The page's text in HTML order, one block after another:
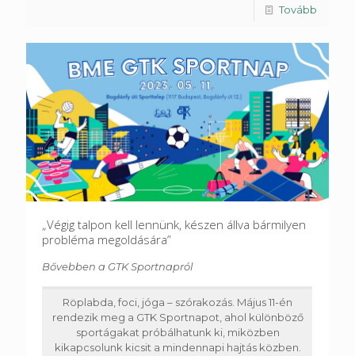
Tovább
„Végig talpon kell lennünk, készen állva bármilyen
probléma megoldására”
Bővebben a GTK Sportnapról
Röplabda, foci, jóga – szórakozás. Május 11-én
rendezik meg a GTK Sportnapot, ahol különböző
sportágakat próbálhatunk ki, miközben
kikapcsolunk kicsit a mindennapi hajtás közben.